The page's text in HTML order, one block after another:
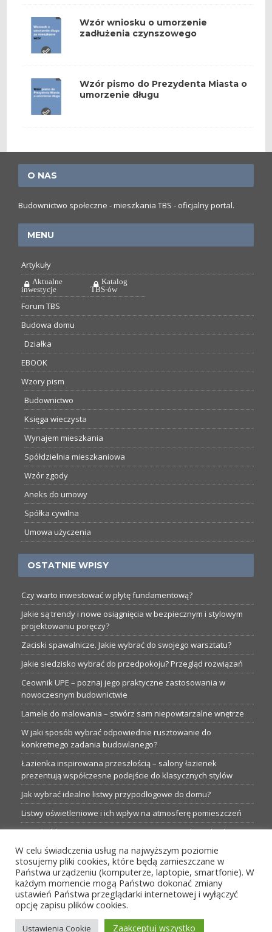
Wzór wniosku o umorzenie
zadłużenia czynszowego
Wzór pismo do Prezydenta Miasta o
umorzenie długu
O NAS
Budownictwo społeczne - mieszkania TBS - oficjalny portal.
MENU
Artykuły
Aktualne
inwestycje
Katalog
TBS-ów
Forum TBS
Budowa domu
Działka
EBOOK
Wzory pism
Budownictwo
Księga wieczysta
Wynajem mieszkania
Spółdzielnia mieszkaniowa
Wzór zgody
Aneks do umowy
Spółka cywilna
Umowa użyczenia
OSTATNIE WPISY
Czy warto inwestować w płytę fundamentową?
Jakie są trendy i nowe osiągnięcia w bezpiecznym i stylowym
projektowaniu poręczy?
Zaciski spawalnicze. Jakie wybrać do swojego warsztatu?
Jakie siedzisko wybrać do przedpokoju? Przegląd rozwiązań
Ceownik UPE – poznaj jego praktyczne zastosowania w
nowoczesnym budownictwie
Lamele do malowania – stwórz sam niepowtarzalne wnętrze
W jaki sposób wybrać odpowiednie rusztowanie do
konkretnego zadania budowlanego?
Łazienka inspirowana przeszłością – salony łazienek
prezentują współczesne podejście do klasycznych stylów
Jak wybrać idealne listwy przypodłogowe do domu?
Listwy oświetleniowe i ich wpływ na atmosferę pomieszczeń
Garaże blaszane: Nieocenione magazyny podczas budowy
Profesjonalne hurtownie dla każdego budowlańca i instalatora
Proste metamorfozy aranżacji w łazience: 5 praktycznych
pomysłów
W celu świadczenia usług na najwyższym poziomie
stosujemy pliki cookies, które będą zamieszczane w
Państwa urządzeniu (komputerze, laptopie, smartfonie). W
każdym momencie mogą Państwo dokonać zmiany
ustawień Państwa przeglądarki internetowej i wyłączyć
opcję zapisu plików cookies.
Ustawienia Cookie Zaakceptuj wszystko